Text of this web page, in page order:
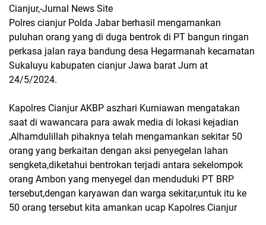
Cianjur,-Jurnal News Site
Polres cianjur Polda Jabar berhasil mengamankan
puluhan orang yang di duga bentrok di PT bangun ringan
perkasa jalan raya bandung desa Hegarmanah kecamatan
Sukaluyu kabupaten cianjur Jawa barat Jum at
24/5/2024.
Kapolres Cianjur AKBP aszhari Kurniawan mengatakan
saat di wawancara para awak media di lokasi kejadian
,Alhamdulillah pihaknya telah mengamankan sekitar 50
orang yang berkaitan dengan aksi penyegelan lahan
sengketa,diketahui bentrokan terjadi antara sekelompok
orang Ambon yang menyegel dan menduduki PT BRP
tersebut,dengan karyawan dan warga sekitar,untuk itu ke
50 orang tersebut kita amankan ucap Kapolres Cianjur